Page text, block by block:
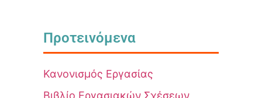
Προτεινόμενα
Κανονισμός Εργασίας
Βιβλίο Εργασιακών Σχέσεων